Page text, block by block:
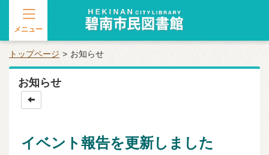
メニュー
トップページ お知らせ
お知らせ
イベント報告を更新しました